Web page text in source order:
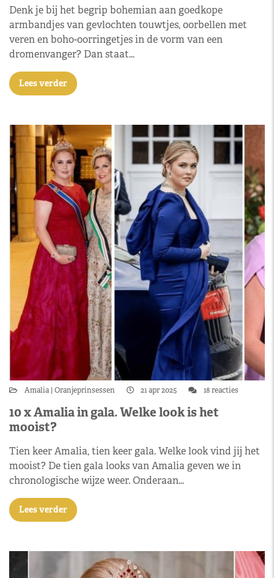
Denk je bij het begrip bohemian aan goedkope
armbandjes van gevlochten touwtjes, oorbellen met
veren en boho-oorringetjes in de vorm van een
dromenvanger? Dan staat…
Lees verder
Amalia Oranjeprinsessen 21 apr 2025 18 reacties
10 x Amalia in gala. Welke look is het
mooist?
Tien keer Amalia, tien keer gala. Welke look vind jij het
mooist? De tien gala looks van Amalia geven we in
chronologische wijze weer. Onderaan…
Lees verder